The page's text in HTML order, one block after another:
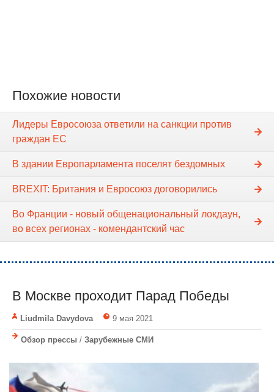
Похожие новости
Лидеры Евросоюза ответили на санкции против
граждан ЕС
В здании Европарламента поселят бездомных
BREXIT: Британия и Евросоюз договорились
Во Франции - новый общенациональный локдаун,
во всех регионах - комендантский час
В Москве проходит Парад Победы
Liudmila Davydova 9 мая 2021
Обзор прессы / Зарубежные СМИ